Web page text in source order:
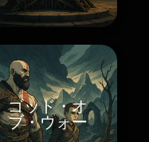
ゴッド・オ
ブ・ウォー